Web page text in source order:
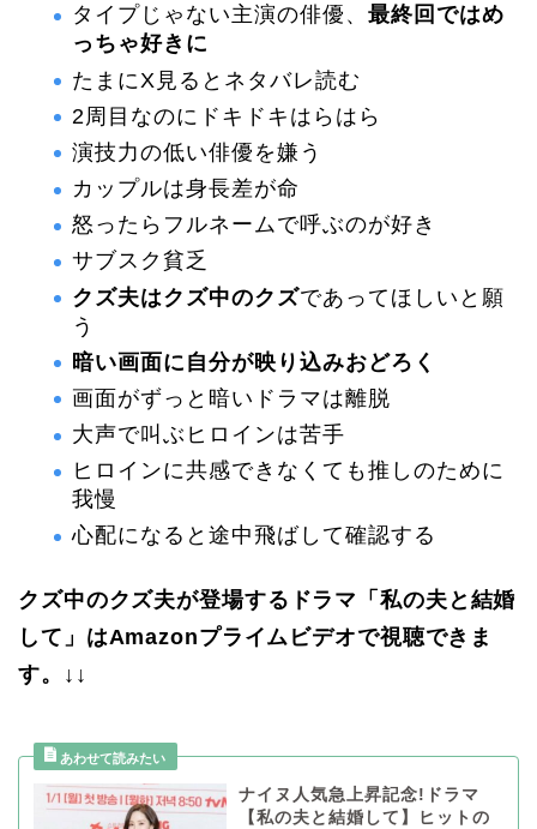
タイプじゃない主演の俳優、 最終回ではめ
っちゃ好きに
たまにX見るとネタバレ読む
2周目なのにドキドキはらはら
演技力の低い俳優を嫌う
カップルは身長差が命
怒ったらフルネームで呼ぶのが好き
サブスク貧乏
クズ夫はクズ中のクズであってほしいと願
う
暗い画面に自分が映り込みおどろく
画面がずっと暗いドラマは離脱
大声で叫ぶヒロインは苦手
ヒロインに共感できなくても推しのために
我慢
心配になると途中飛ばして確認する
クズ中のクズ夫が登場するドラマ「私の夫と結婚
して」はAmazonプライムビデオで視聴できま
す。↓↓
ナイヌ人気急上昇記念!ドラマ
【私の夫と結婚して】ヒットの